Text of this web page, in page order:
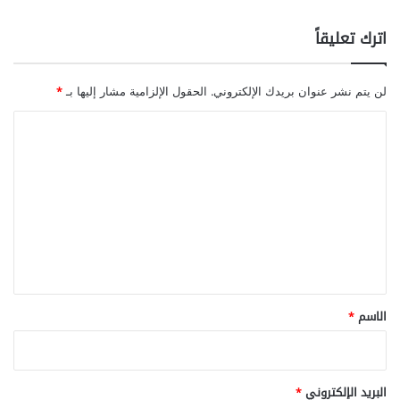
اترك تعليقاً
لن يتم نشر عنوان بريدك الإلكتروني. الحقول الإلزامية مشار إليها بـ*
*
الاسم*
البريد الإلكتروني*